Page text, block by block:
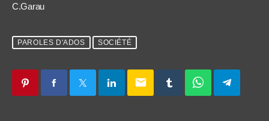
C.Garau
PAROLES D'ADOS SOCIÉTÉ
email